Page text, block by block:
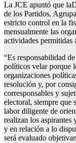
La JCE apuntó que
de los Partidos,
estricto control en la
mensualmente las
actividades
“Es responsabilidad
políticos velar porque
organizaciones
resolución y, por
corresponsables y
electoral, siempre que
labor diligente de
realizan los aspirantes
y en relación a lo
será evaluado